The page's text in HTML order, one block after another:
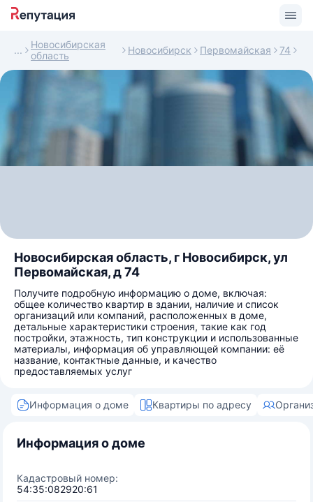
Новосибирская
область
Новосибирск Первомайская 74
Новосибирская область, г Новосибирск, ул
Первомайская, д 74
Получите подробную информацию о доме, включая:
общее количество квартир в здании, наличие и список
организаций или компаний, расположенных в доме,
детальные характеристики строения, такие как год
постройки, этажность, тип конструкции и использованные
материалы, информация об управляющей компании: её
название, контактные данные, и качество
предоставляемых услуг
Информация о доме Квартиры по адресу
Информация о доме
Кадастровый номер:
54:35:082920:61